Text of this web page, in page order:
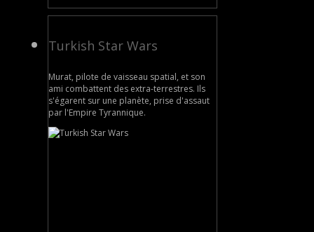
Turkish Star Wars
Murat, pilote de vaisseau spatial, et son
ami combattent des extra-terrestres. Ils
s'égarent sur une planète, prise d'assaut
par l'Empire Tyrannique.